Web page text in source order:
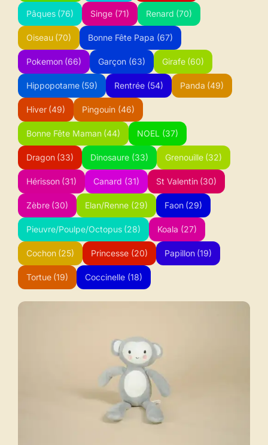
Pâques (76) Singe (71) Renard (70)
Oiseau (70) Bonne Fête Papa (67)
Pokemon (66) Garçon (63) Girafe (60)
Hippopotame (59) Rentrée (54) Panda (49)
Hiver (49) Pingouin (46)
Bonne Fête Maman (44) NOEL (37)
Dragon (33) Dinosaure (33) Grenouille (32)
Hérisson (31) Canard (31) St Valentin (30)
Zèbre (30) Elan/Renne (29) Faon (29)
Pieuvre/Poulpe/Octopus (28) Koala (27)
Cochon (25) Princesse (20) Papillon (19)
Tortue (19) Coccinelle (18)